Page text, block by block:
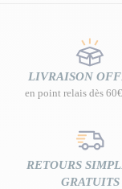
LIVRAISON
en point relais dès
RETOURS
GRATUITS